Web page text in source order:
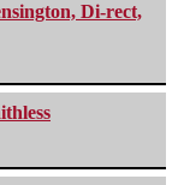
Di-rect,